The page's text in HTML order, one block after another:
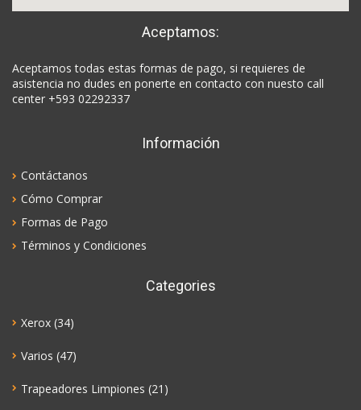
Aceptamos:
Aceptamos todas estas formas de pago, si requieres de
asistencia no dudes en ponerte en contacto con nuesto call
center +593 02292337
Información
Contáctanos
Cómo Comprar
Formas de Pago
Términos y Condiciones
Categories
Xerox (34)
Varios (47)
Trapeadores Limpiones (21)